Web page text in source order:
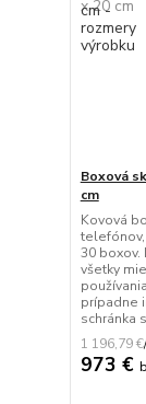
Boxová
cm
Kovová
30 boxov.
všetky
prípadne
schránka
1 196,79 €/
973 €